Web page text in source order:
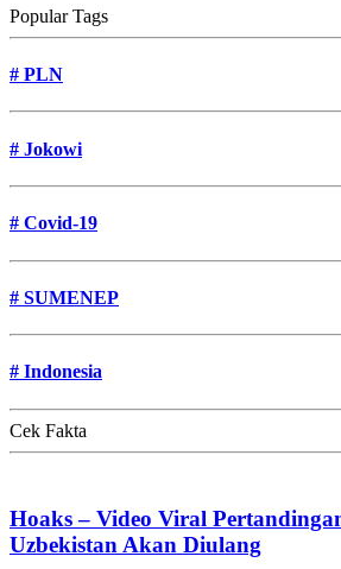
Popular Tags
# PLN
# Jokowi
# Covid-19
# SUMENEP
# Indonesia
Cek Fakta
Hoaks – Video Viral
Uzbekistan Akan Diulang